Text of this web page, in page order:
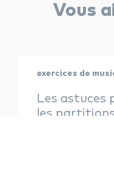
Vous
exercices de
Les astuces
les